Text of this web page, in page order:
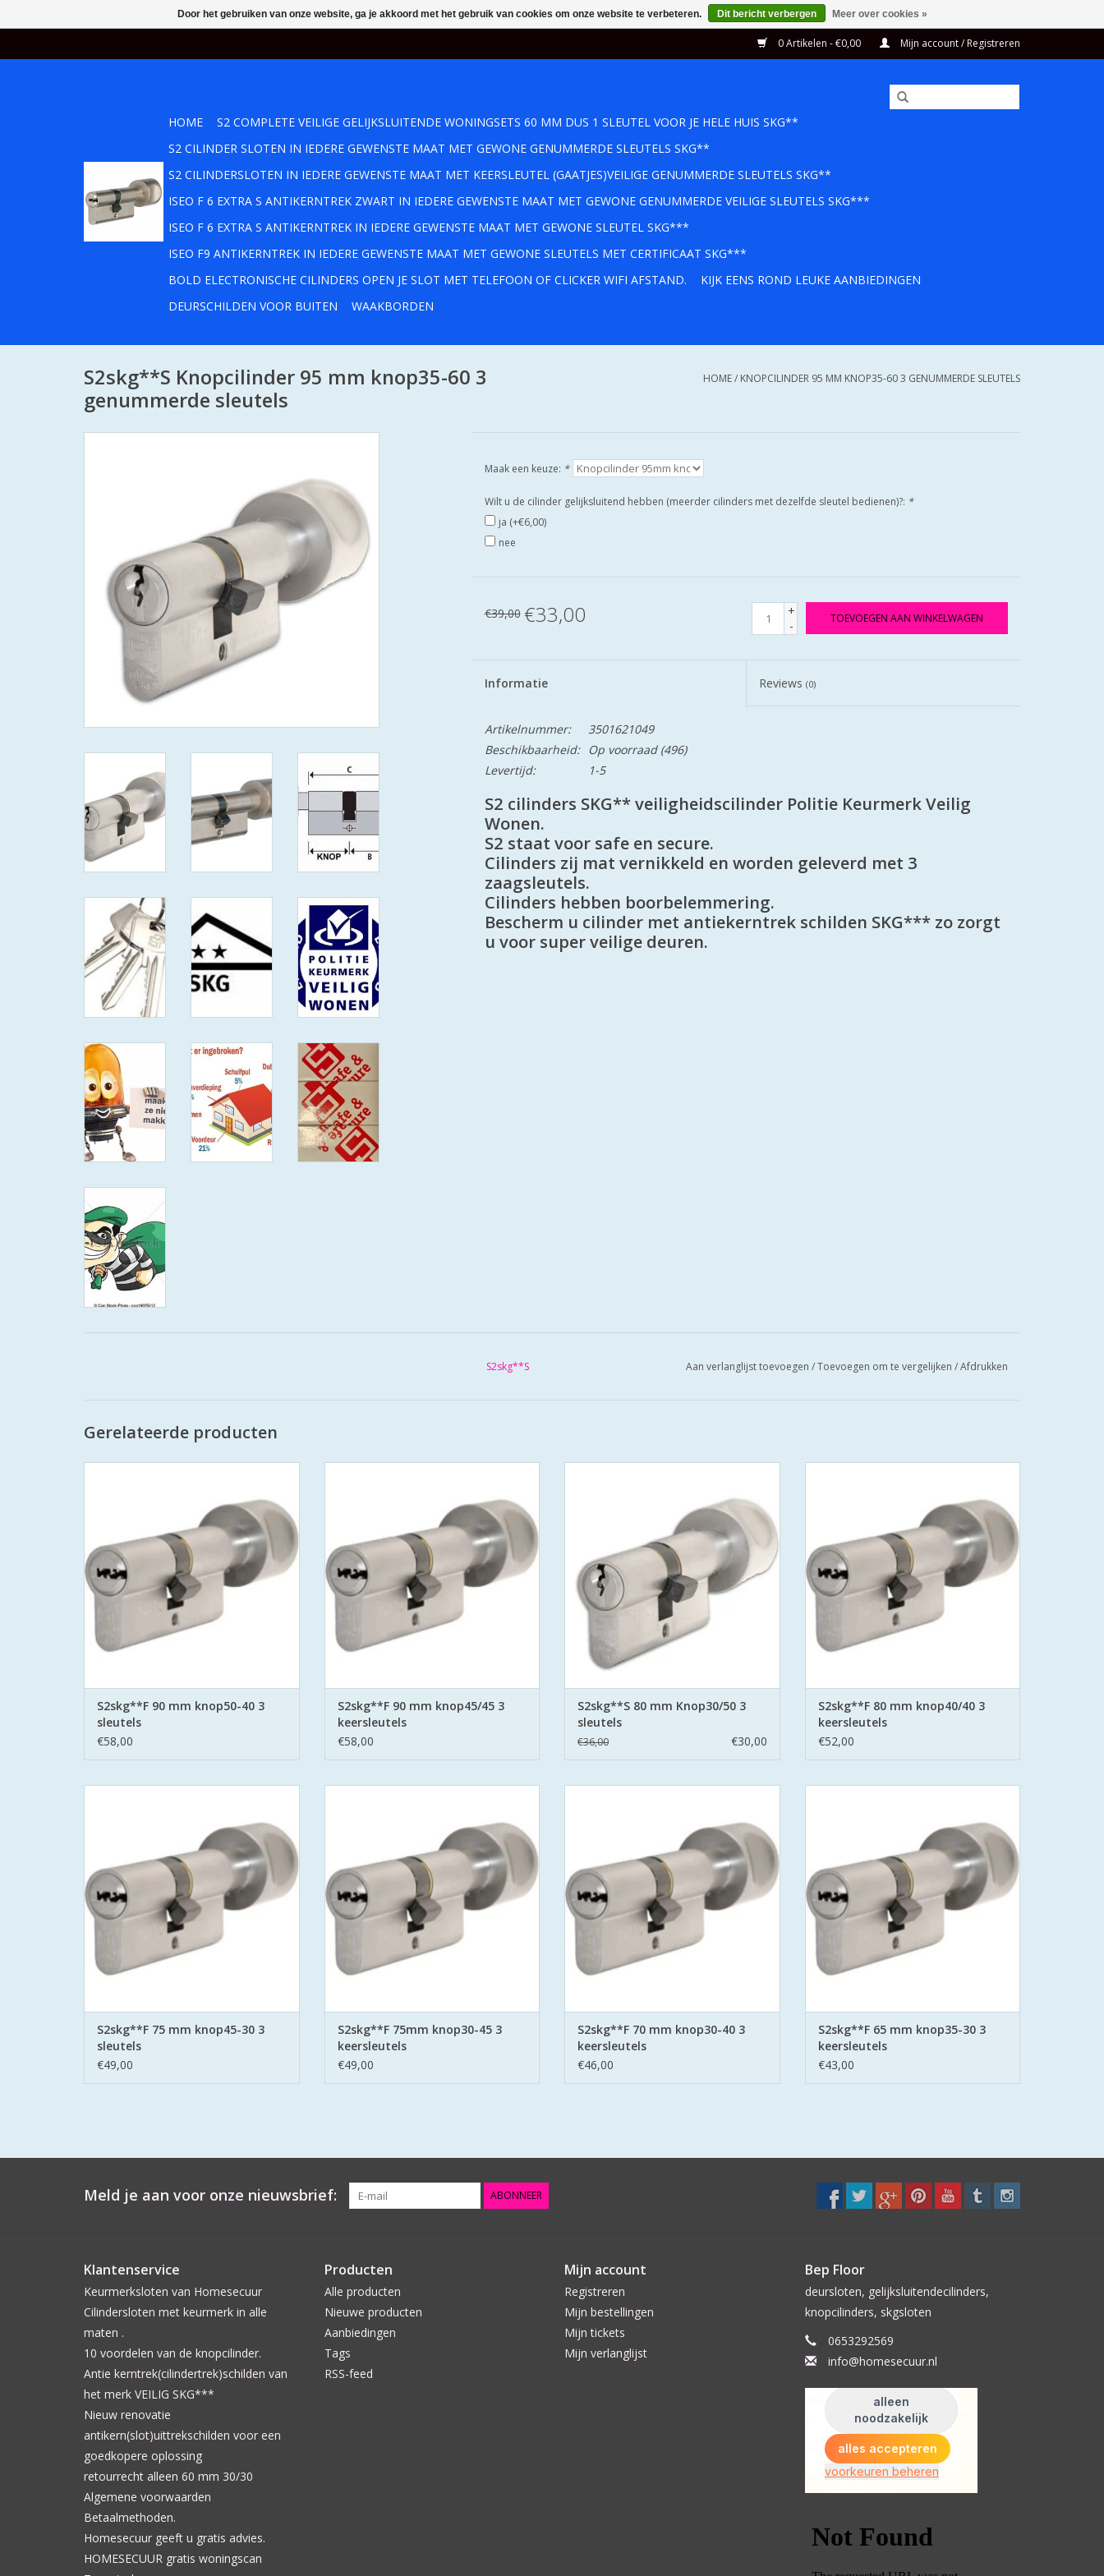
0 Artikelen - €0,00 Mijn account / Registreren
HOME
S2 COMPLETE VEILIGE GELIJKSLUITENDE WONINGSETS 60 MM DUS 1 SLEUTEL VOOR JE HELE HUIS SKG**
S2 CILINDER SLOTEN IN IEDERE GEWENSTE MAAT MET GEWONE GENUMMERDE SLEUTELS SKG**
S2 CILINDERSLOTEN IN IEDERE GEWENSTE MAAT MET KEERSLEUTEL (GAATJES)VEILIGE GENUMMERDE SLEUTELS SKG**
ISEO F 6 EXTRA S ANTIKERNTREK ZWART IN IEDERE GEWENSTE MAAT MET GEWONE GENUMMERDE VEILIGE SLEUTELS SKG***
ISEO F 6 EXTRA S ANTIKERNTREK IN IEDERE GEWENSTE MAAT MET GEWONE SLEUTEL SKG***
ISEO F9 ANTIKERNTREK IN IEDERE GEWENSTE MAAT MET GEWONE SLEUTELS MET CERTIFICAAT SKG***
BOLD ELECTRONISCHE CILINDERS OPEN JE SLOT MET TELEFOON OF CLICKER WIFI AFSTAND.
KIJK EENS ROND LEUKE AANBIEDINGEN
DEURSCHILDEN VOOR BUITEN
WAAKBORDEN
S2skg**S Knopcilinder 95 mm knop35-60 3
genummerde sleutels
HOME/ KNOPCILINDER 95 MM KNOP35-60 3 GENUMMERDE SLEUTELS
Maak een keuze: *
Wilt u de cilinder gelijksluitend hebben (meerder cilinders met dezelfde sleutel bedienen)?: *
ja (+€6,00)
nee
€39,00 €33,00
+
-
TOEVOEGEN AAN WINKELWAGEN
Informatie Reviews(0)
Artikelnummer:
3501621049
Beschikbaarheid:
Op voorraad(496)
Levertijd:
1-5
S2 cilinders SKG** veiligheidscilinder Politie Keurmerk Veilig
Wonen.
S2 staat voor safe en secure.
Cilinders zij mat vernikkeld en worden geleverd met 3
zaagsleutels.
Cilinders hebben boorbelemmering.
Bescherm u cilinder met antiekerntrek schilden SKG*** zo zorgt
u voor super veilige deuren.
S2skg**S Aan verlanglijst toevoegen /Toevoegen om te vergelijken /Afdrukken
Gerelateerde producten
S2 staat voor safe en secure met boor
belemmering aan beide zijden hard stalen
pinnen.
TOEVOEGEN AAN WINKELWAGEN
S2skg**F 90 mm knop50-40 3
sleutels
€58,00
S2 staat voor safe en secure met boor
belemmering aan beide zijden hard stalen
pinnen.
TOEVOEGEN AAN WINKELWAGEN
S2skg**F 90 mm knop45/45 3
keersleutels
€58,00
S2 staat voor safe en secure met boor
belemmering aan beide zijden hard stalen
pinnen.
TOEVOEGEN AAN WINKELWAGEN
S2skg**S 80 mm Knop30/50 3
sleutels
€36,00 €30,00
S2 staat voor safe en secure met boor
belemmering aan beide zijden hard stalen
pinnen.
TOEVOEGEN AAN WINKELWAGEN
S2skg**F 80 mm knop40/40 3
keersleutels
€52,00
knopcilinders
met putsleutels en skgcilindersloten met
het Politie Keurmerk Veilig Wonen.
TOEVOEGEN AAN WINKELWAGEN
S2skg**F 75 mm knop45-30 3
sleutels
€49,00
S2 staat voor safe en secure met boor
belemmering aan beide zijden hard stalen
pinnen.
TOEVOEGEN AAN WINKELWAGEN
S2skg**F 75mm knop30-45 3
keersleutels
€49,00
S2 staat voor safe en secure met boor
belemmering aan beide zijden hard stalen
pinnen.
TOEVOEGEN AAN WINKELWAGEN
S2skg**F 70 mm knop30-40 3
keersleutels
€46,00
S2 staat voor safe en secure met boor
belemmering aan beide zijden hard stalen
pinnen.
TOEVOEGEN AAN WINKELWAGEN
S2skg**F 65 mm knop35-30 3
keersleutels
€43,00
Meld je aan voor onze nieuwsbrief: ABONNEER
Klantenservice
Keurmerksloten van Homesecuur
Cilindersloten met keurmerk in alle
maten .
10 voordelen van de knopcilinder.
Antie kerntrek(cilindertrek)schilden van
het merk VEILIG SKG***
Nieuw renovatie
antikern(slot)uittrekschilden voor een
goedkopere oplossing
retourrecht alleen 60 mm 30/30
Algemene voorwaarden
Betaalmethoden.
Homesecuur geeft u gratis advies.
HOMESECUUR gratis woningscan
Producten
Alle producten
Nieuwe producten
Aanbiedingen
Tags
RSS-feed
Mijn account
Registreren
Mijn bestellingen
Mijn tickets
Mijn verlanglijst
Bep Floor
deursloten, gelijksluitendecilinders,
knopcilinders, skgsloten
0653292569
info@homesecuur.nl
Door het gebruiken van onze website, ga je akkoord met het gebruik van cookies om onze website te verbeteren. Dit bericht verbergen Meer over cookies »